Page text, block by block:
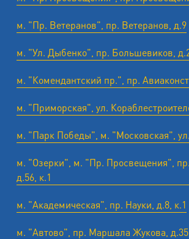
м. "Пр. Ветеранов", пр. Ветеранов, д.9
м. "Ул. Дыбенко", пр. Большевиков,
м. "Комендантский пр.", пр.
м. "Приморская", ул.
м. "Парк Победы", м. "Московская",
м. "Озерки", м. "Пр. Просвещения", пр.
д.56, к.1
м. "Академическая", пр. Науки, д.8, к.1
м. "Автово", пр. Маршала Жукова,